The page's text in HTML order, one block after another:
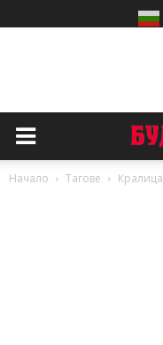
Начало Тагове Кралица